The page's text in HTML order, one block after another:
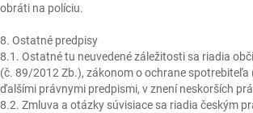
obráti na políciu.
8. Ostatné predpisy
8.1. Ostatné tu neuvedené záležitosti sa riadia
(č. 89/2012 Zb.), zákonom o ochrane spotrebiteľa
ďalšími právnymi predpismi, v znení neskorších
8.2. Zmluva a otázky súvisiace sa riadia českým